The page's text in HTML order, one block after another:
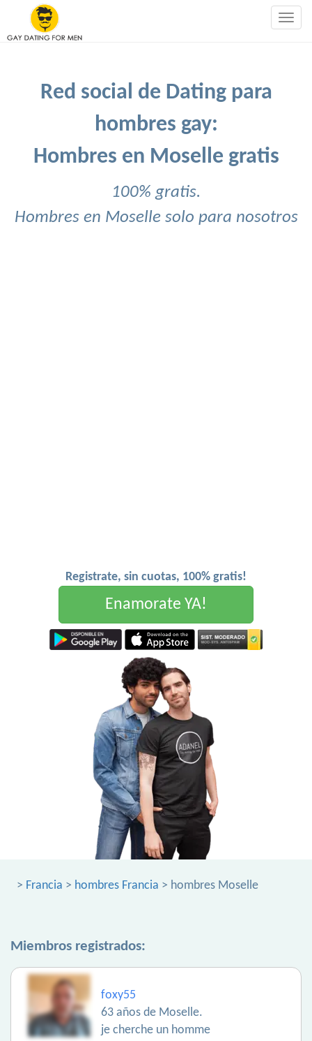
Red social de Dating para
hombres gay:
Hombres en Moselle gratis
100% gratis.
Hombres en Moselle solo para nosotros
Registrate, sin cuotas, 100% gratis!
Enamorate YA!
> Francia > hombres Francia > hombres Moselle
Miembros registrados:
foxy55
63 años de Moselle.
je cherche un homme